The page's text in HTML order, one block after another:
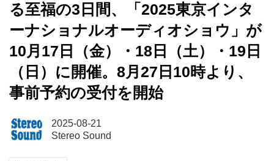
る至福の3日間、「2025東京インタ
ーナショナルオーディオショウ」が
10月17日（金）・18日（土）・19日
（日）に開催。8月27日10時より、
事前予約の受付を開始
2025-08-21
Stereo Sound